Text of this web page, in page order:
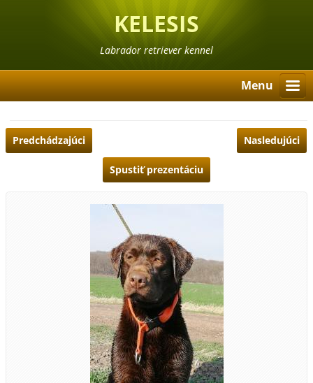
KELESIS
Labrador retriever kennel
Menu
Predchádzajúci Nasledujúci
Spustiť prezentáciu